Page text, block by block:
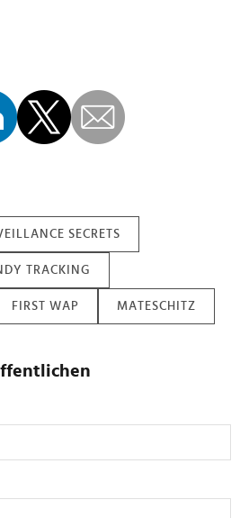
SECRETS
TRACKING
FIRST WAP MATESCHITZ